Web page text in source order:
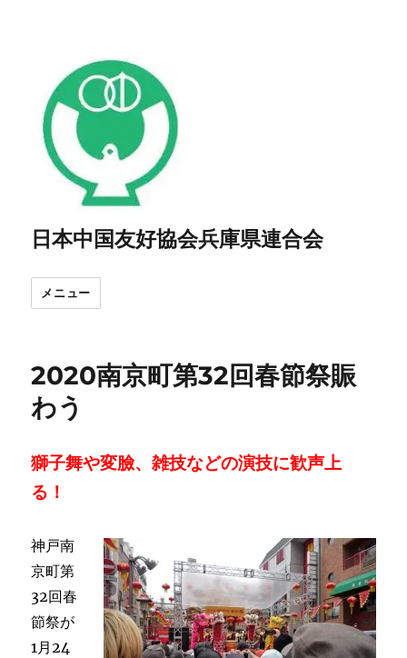
日本中国友好協会兵庫県連合会
メニュー
2020南京町第32回春節祭賑
わう
獅子舞や変臉、雑技などの演技に歓声上
る！
神戸南
京町第
32回春
節祭が
1月24